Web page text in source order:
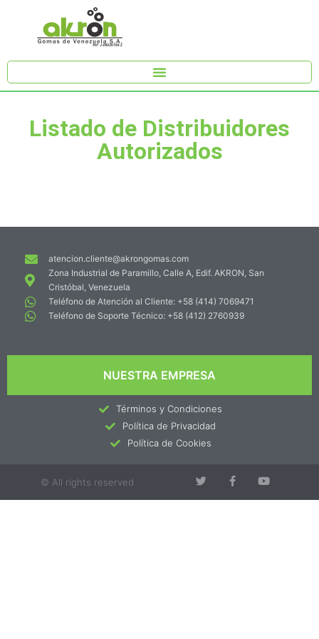
Listado de Distribuidores
Autorizados
atencion.cliente@akrongomas.com
Zona Industrial de Paramillo, Calle A, Edif. AKRON, San
Cristóbal, Venezuela
Teléfono de Atención al Cliente: +58 (414) 7069471
Teléfono de Soporte Técnico: +58 (412) 2760939
NUESTRA EMPRESA
Términos y Condiciones
Política de Privacidad
Política de Cookies
© All rights reserved